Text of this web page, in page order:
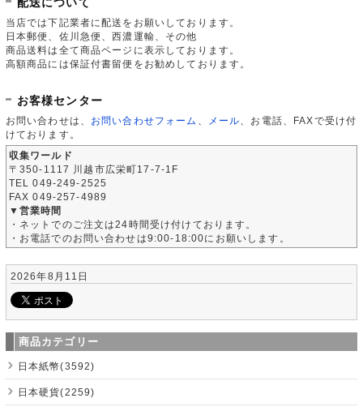
当店では下記業者に配送をお願いしております。
日本郵便、佐川急便、西濃運輸、その他
商品送料は全て商品ページに表示しております。
高額商品には保証付書留便をお勧めしております。
お客様センター
お問い合わせは、 お問い合わせフォーム メール 、お電話、FAXで受け付
けております。
収集ワールド
〒350-1117 川越市広栄町17-7-1F
TEL 049-249-2525
FAX 049-257-4989
▼営業時間
・ネットでのご注文は24時間受け付けております。
・お電話でのお問い合わせは9:00-18:00にお願いします。
2026年8月11日
商品カテゴリー
日本紙幣(3592)
日本硬貨(2259)